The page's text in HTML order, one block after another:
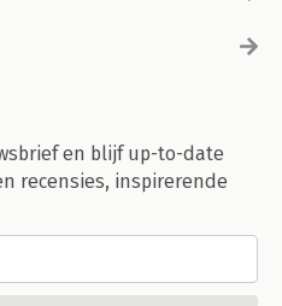
en blijf up-to-date
recensies, inspirerende